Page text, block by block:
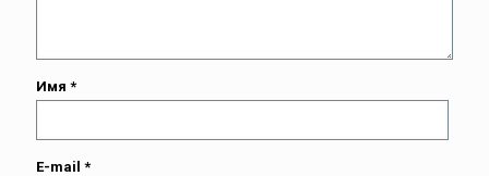
Имя *
E-mail *